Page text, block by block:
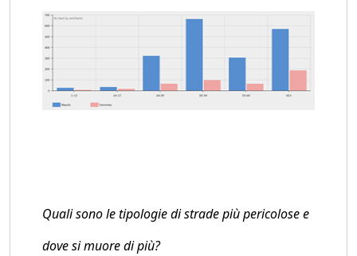
Quali sono le tipologie di strade più pericolose e
dove si muore di più?